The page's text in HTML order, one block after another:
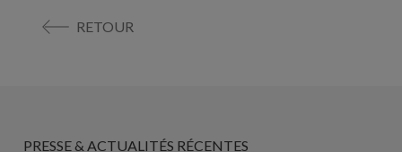
RETOUR
PRESSE & ACTUALITÉS RÉCENTES